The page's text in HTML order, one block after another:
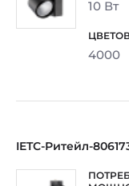
10 Вт
4000
IETC-Ритейл-